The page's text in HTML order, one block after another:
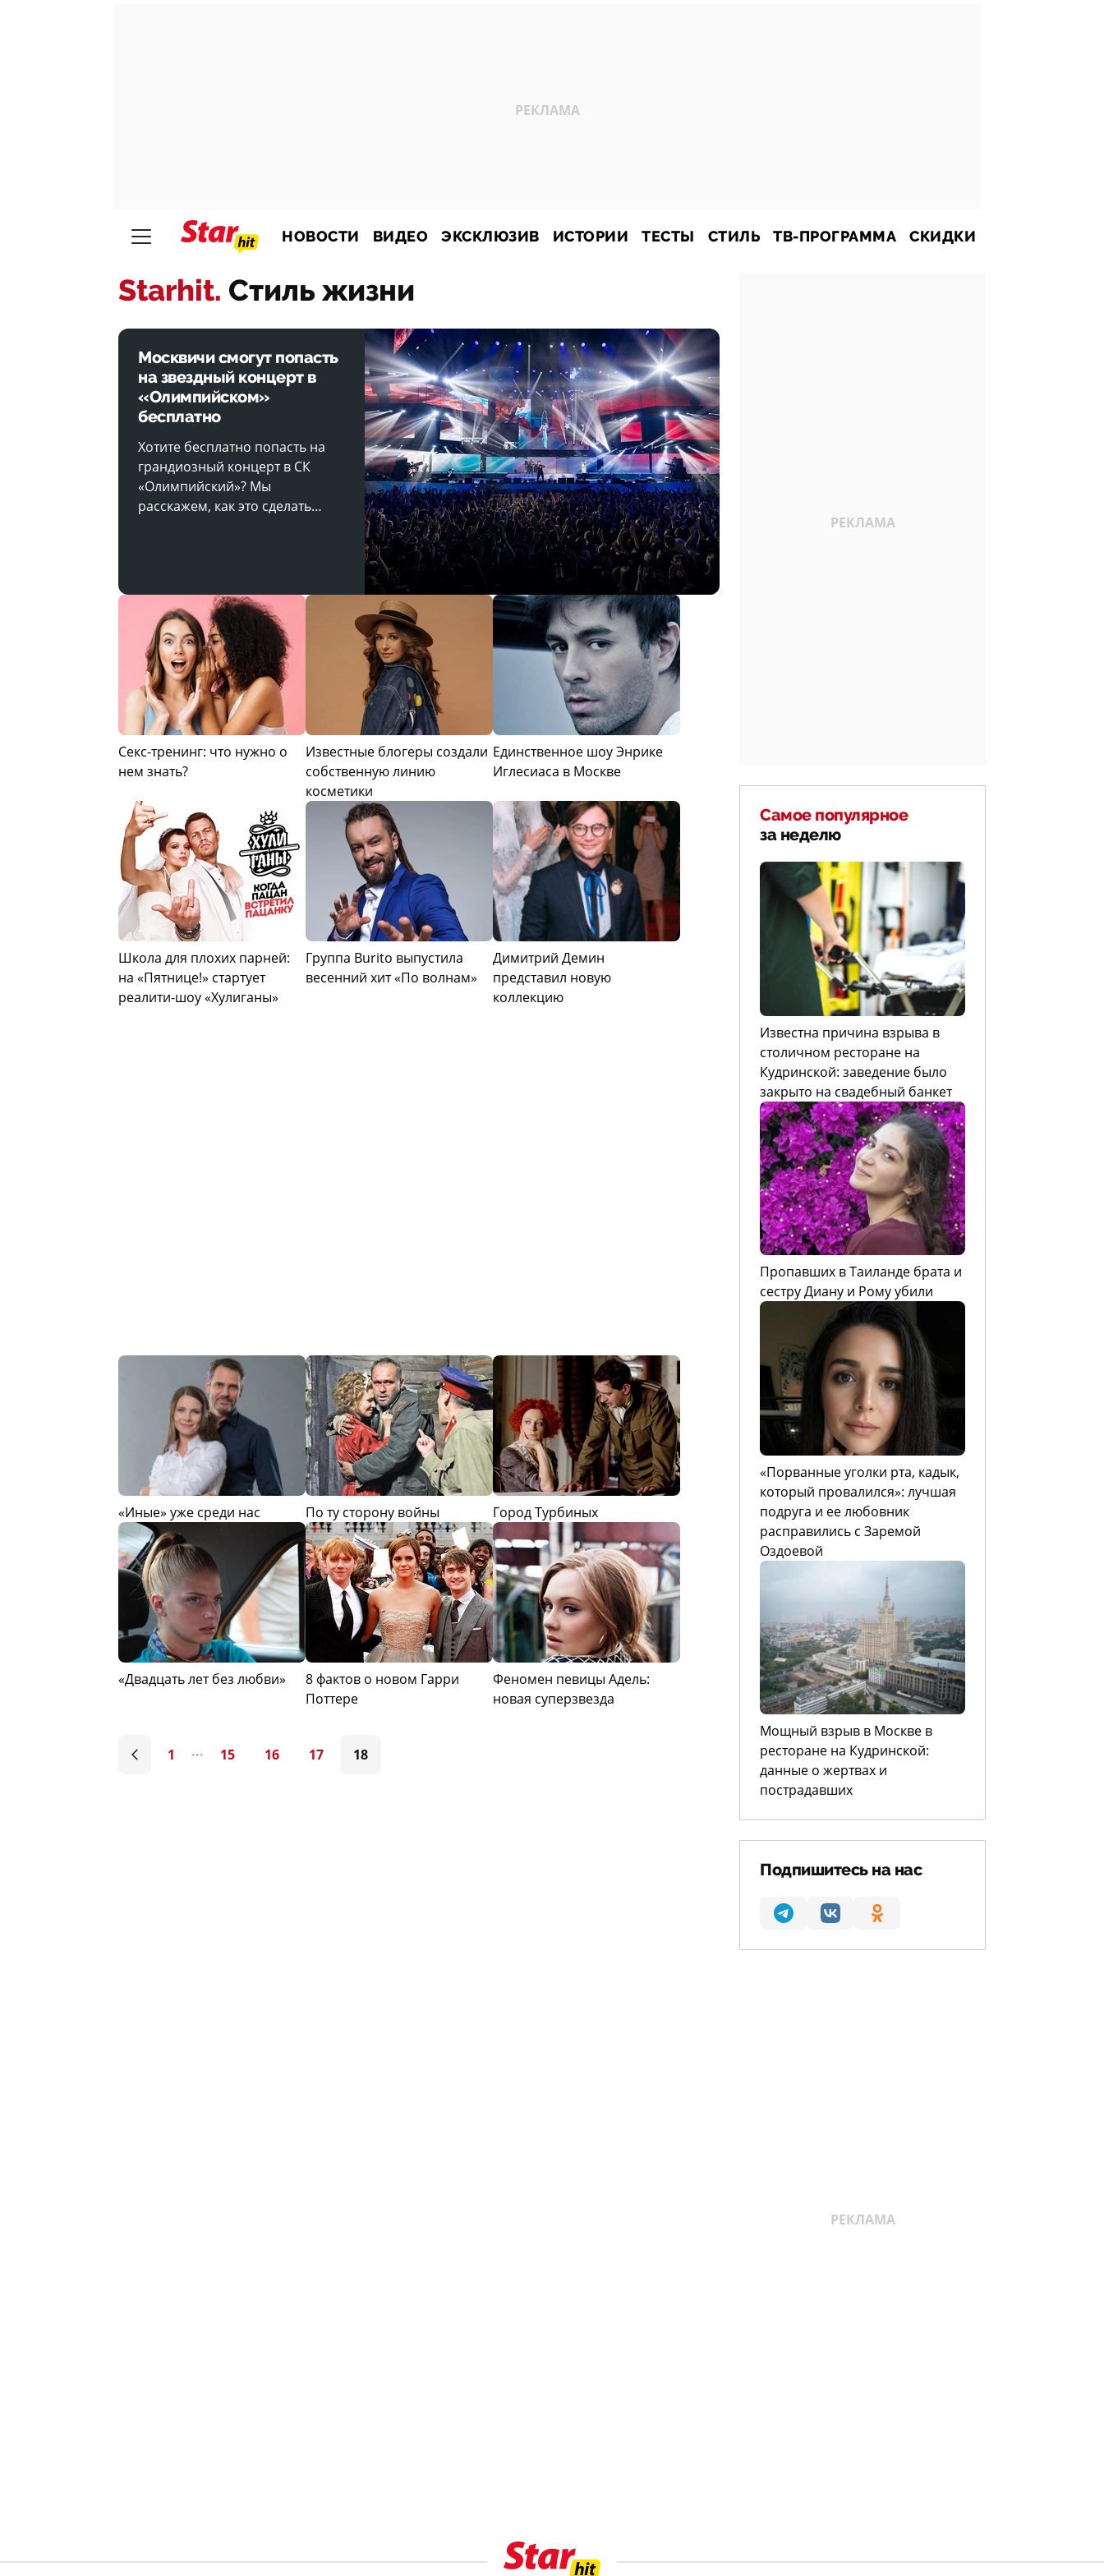
НОВОСТИ ВИДЕО ЭКСКЛЮЗИВ ИСТОРИИ ТЕСТЫ СТИЛЬ ТВ-ПРОГРАММА СКИДКИ
Starhit. Стиль жизни
Москвичи смогут попасть
на звездный концерт в
«Олимпийском»
бесплатно
Хотите бесплатно попасть на
грандиозный концерт в СК
«Олимпийский»? Мы
расскажем, как это сделать…
Секс-тренинг: что нужно о
нем знать?
Известные блогеры создали
собственную линию
косметики
Единственное шоу Энрике
Иглесиаса в Москве
Школа для плохих парней:
на «Пятнице!» стартует
реалити-шоу «Хулиганы»
Группа Burito выпустила
весенний хит «По волнам»
Димитрий Демин
представил новую
коллекцию
«Иные» уже среди нас По ту сторону войны Город Турбиных
«Двадцать лет без любви»
8 фактов о новом Гарри
Поттере
Феномен певицы Адель:
новая суперзвезда
1 15 16 17 18
Самое популярное
за неделю
Известна причина взрыва в
столичном ресторане на
Кудринской: заведение было
закрыто на свадебный банкет
Пропавших в Таиланде брата и
сестру Диану и Рому убили
«Порванные уголки рта, кадык,
который провалился»: лучшая
подруга и ее любовник
расправились с Заремой
Оздоевой
Мощный взрыв в Москве в
ресторане на Кудринской:
данные о жертвах и
пострадавших
Подпишитесь на нас